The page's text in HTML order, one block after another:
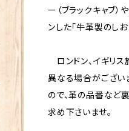
ー（ブラックキャブ
ンした「牛革製のしお
ロンドン、イギリ
異なる場合がござい
ので、革の品番など
求め下さいませ。